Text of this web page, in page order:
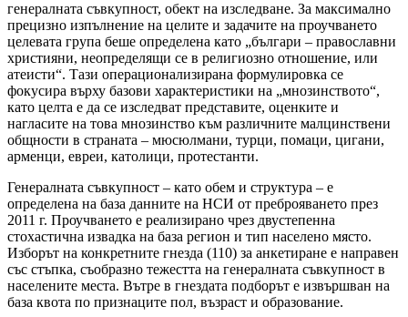
генералната съвкупност, обект на изследване. За максимално
прецизно изпълнение на целите и задачите на проучването
целевата група беше определена като „българи – православни
християни, неопределящи се в религиозно отношение, или
атеисти“. Тази операционализирана формулировка се
фокусира върху базови характеристики на „мнозинството“,
като целта е да се изследват представите, оценките и
нагласите на това мнозинство към различните малцинствени
общности в страната – мюсюлмани, турци, помаци, цигани,
арменци, евреи, католици, протестанти.
Генералната съвкупност – като обем и структура – е
определена на база данните на НСИ от преброяването през
2011 г. Проучването е реализирано чрез двустепенна
стохастична извадка на база регион и тип населено място.
Изборът на конкретните гнезда (110) за анкетиране е направен
със стъпка, съобразно тежестта на генералната съвкупност в
населените места. Вътре в гнездата подборът е извършван на
база квота по признаците пол, възраст и образование.